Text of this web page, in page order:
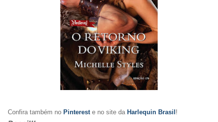
Confira também no Pintereste no site da Harlequin Brasil !